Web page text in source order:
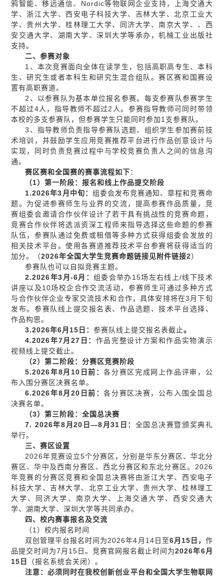
鸦智能、移远通信、Nordic等物联网企业支持，上海交通大
学、浙江大学、西安电子科技大学、吉林大学、北京工业大
学、贵州大学、桂林理工大学、同济大学、南京大学、、西
安交通大学、湖南大学、深圳大学等承办，机械工业出版社
支持。
二、参赛对象
1、本次竞赛面向全体在读学生，包括高职高专生、本科
生、研究生或者本科生和研究生混合组队。赛区赛和国赛设
置有高职赛道。
2、以参赛队为基本单位报名参赛。每支参赛队参赛学生
不超过4人，指导教师不超过2人。参赛指导教师可同时带领
本校的多支参赛队，但参赛学生只能同时参加1支参赛队。
3、指导教师负责指导参赛队选题、组织学生参加赛前技
术培训，并鼓励学生应用竞赛推荐平台进行作品创意设计与
实现，同时负责竞赛过程中与学校竞赛负责人之间的信息沟
通。
赛区赛和全国赛的赛事流程如下：
（1）第一阶段：报名和线上作品提交阶段
1.2026年3月中旬： 组委会发布竞赛通知、章程和竞赛命
题。为促进参赛师生与业界的交流，提高参赛作品质量，竞
赛组委会邀请合作伙伴设计了若干具有挑战性的竞赛命题，
竞赛合作伙伴将选派资深工程师来指导选择这些命题的参赛
队伍，参赛队通过免费或租借等多种方式获得组委会发放的
相关技术平台。使用各赛道推荐技术平台参赛将获得适当的
加分。（2026年全国大学生竞赛命题链接见附件链接2）
参赛队也可以自拟竞赛主题。
2.2026年3月-6月 ： 组委会举办15场左右线上/线下技术
讲座以及10场校企合作交流活动，参赛师生可通过多种方式
与合作伙伴企业专家交流技术和合作，具体安排将在3月下旬
发布。参赛队线上提交报名表、作品选题、技术平台选择、
作品构思。
3.2026年6月15日：参赛队线上提交报名表截止。
4.2026年7月27日： 作品完整设计方案和作品实物演示
视频线上提交截止。
（2）第二阶段：分赛区竞赛阶段
5.2026年8月10日前：各分赛区完成网上作品评审，公
布入围分赛区决赛名单。
6.2026年8月20日前：各分赛区决赛，公布入围全国总
决赛名单。
（3）第三阶段：全国总决赛
7. 2026年8月20日—8月31日： 全国总决赛暨颁奖典礼
举行。
三、赛区设置
2026年竞赛设立5个分赛区，分别是华东分赛区、华北分
赛区、华中及西南分赛区、西北分赛区和东北分赛区。2026
年竞赛的分赛区竞赛和全国总决赛将由浙江大学、西安电子
科技大学、吉林大学、北京工业大学、贵州大学、桂林理工
大学、同济大学、南京大学、上海交通大学、西安交通大
学、湖南大学、深圳大学等共同承办。
四、校内赛事报名及交流
（1）校内报名时间
双创管理平台报名时间为2026年4月14日至6月15日， 作
品提交时间为7月15日。竞赛官网报名截止时间为2026年6月
15日
（报名系统会关闭）。
注意：必须同时在我校创新创业平台和全国大学生物联网